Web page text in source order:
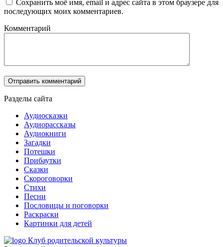
Сохранить моё имя, email и адрес сайта в этом браузере для
последующих моих комментариев.
Комментарий
Разделы сайта
Аудиосказки
Аудиорассказы
Аудиокниги
Загадки
Потешки
Прибаутки
Сказки
Скороговорки
Стихи
Песни
Пословицы и поговорки
Раскраски
Картинки для детей
Клуб родительской культуры